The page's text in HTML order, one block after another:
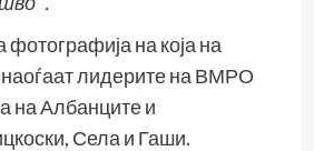
фотографија на која на
наоѓаат лидерите на ВМРО
на Албанците и
Села и Гаши.